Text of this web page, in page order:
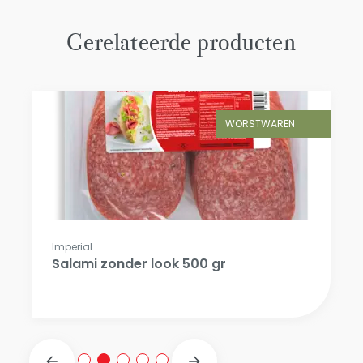
Gerelateerde producten
WORSTWAREN
Imperial
Salami zonder look 500 gr